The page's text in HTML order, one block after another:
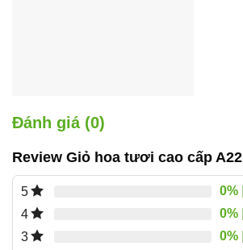
Đánh giá (0)
Review Giỏ hoa tươi cao cấp A22
5 0%
4
0%
3
0%